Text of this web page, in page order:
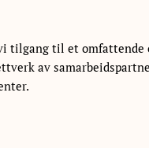
tilgang til et omfattende
av